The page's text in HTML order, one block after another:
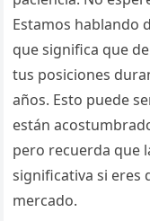
Estamos hablando
que significa que
tus posiciones
años. Esto puede
están
pero recuerda que
significativa si eres
mercado.